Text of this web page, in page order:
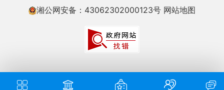
湘公网安备：43062302000123号 网站地图